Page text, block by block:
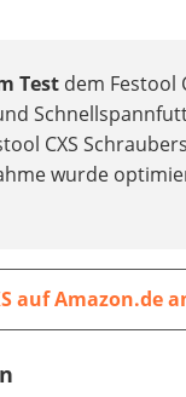
Test dem Festool
CXS
wurde
auf Amazon.de